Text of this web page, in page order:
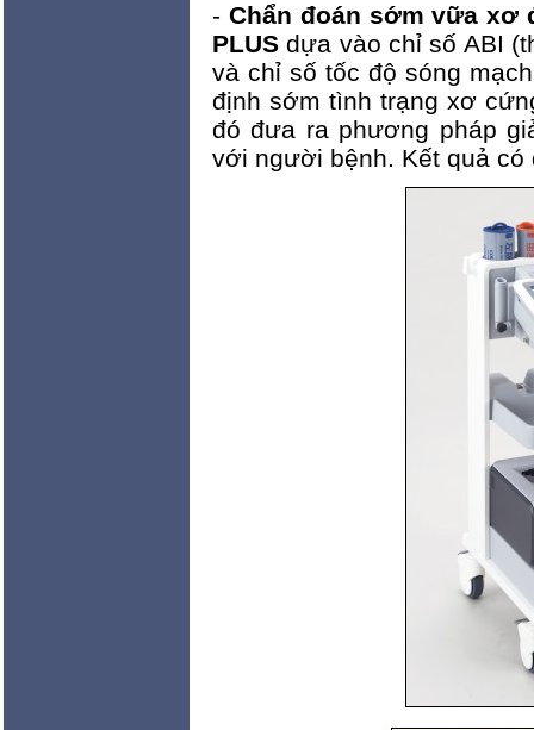
- Chẩn đoán sớm vữa xơ
PLUSdựa vào chỉ số ABI
và chỉ số tốc độ sóng
định sớm tình trạng xơ
đó đưa ra phương pháp
với người bệnh. Kết quả có